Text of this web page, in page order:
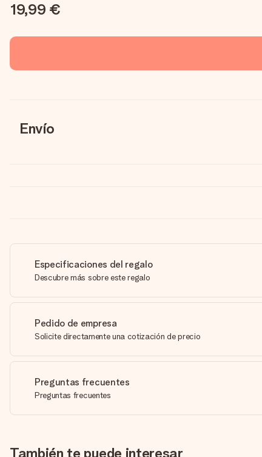
19,99 €
Envío
Especificaciones del regalo
Descubre más sobre este regalo
Pedido de empresa
Solicite directamente una cotización de precio
Preguntas frecuentes
Preguntas frecuentes
También te puede interesar